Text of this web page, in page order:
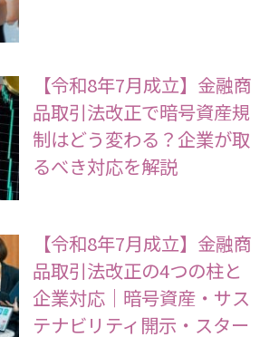
【令和8年7月成立】金融商
品取引法改正で暗号資産規
制はどう変わる？企業が取
るべき対応を解説
【令和8年7月成立】金融商
品取引法改正の4つの柱と
企業対応｜暗号資産・サス
テナビリティ開示・スター